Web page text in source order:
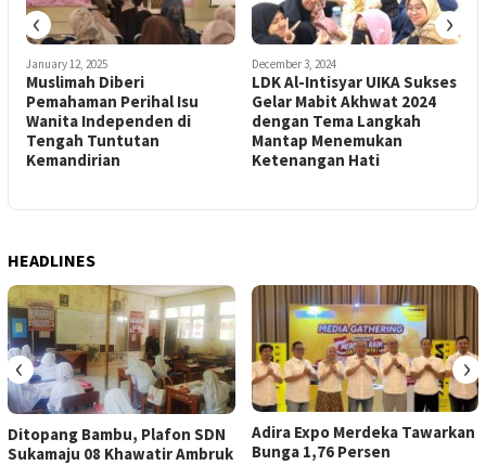
January 12, 2025
Muslimah Diberi
Pemahaman Perihal Isu
Wanita Independen di
Tengah Tuntutan
Kemandirian
December 3, 2024
LDK Al-Intisyar UIKA Sukses
Gelar Mabit Akhwat 2024
dengan Tema Langkah
Mantap Menemukan
Ketenangan Hati
‹ ›
HEADLINES
Ditopang Bambu, Plafon SDN
Sukamaju 08 Khawatir Ambruk
Adira Expo Merdeka Tawarkan
Bunga 1,76 Persen
‹ ›